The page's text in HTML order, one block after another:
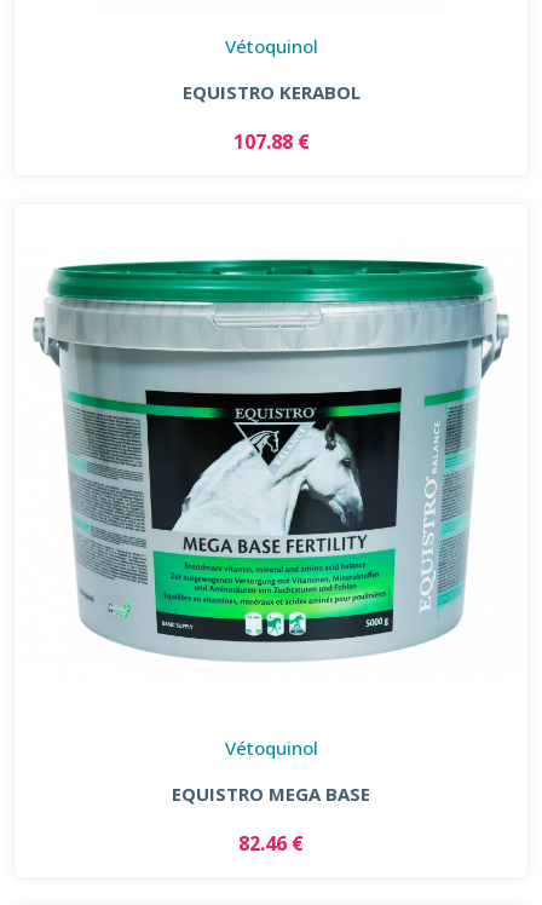
Vétoquinol
EQUISTRO KERABOL
107.88 €
Vétoquinol
EQUISTRO MEGA BASE
82.46 €